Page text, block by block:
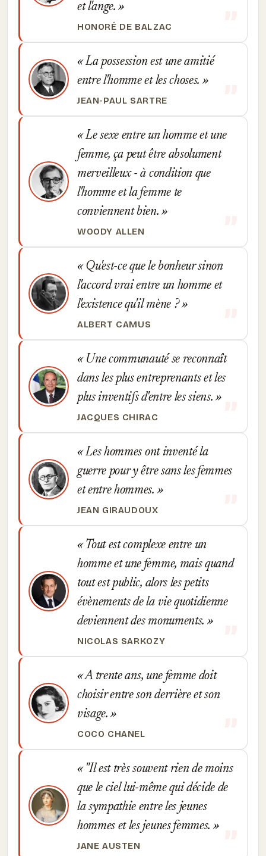
et l'ange.
HONORÉ DE BALZAC
La possession est une amitié
entre l'homme et les choses.
JEAN-PAUL SARTRE
Le sexe entre un homme et une
femme, ça peut être absolument
merveilleux - à condition que
l'homme et la femme te
conviennent bien.
WOODY ALLEN
Qu'est-ce que le bonheur sinon
l'accord vrai entre un homme et
l'existence qu'il mène ?
ALBERT CAMUS
Une communauté se reconnaît
dans les plus entreprenants et les
plus inventifs d'entre les siens.
JACQUES CHIRAC
Les hommes ont inventé la
guerre pour y être sans les femmes
et entre hommes.
JEAN GIRAUDOUX
Tout est complexe entre un
homme et une femme, mais quand
tout est public, alors les petits
évènements de la vie quotidienne
deviennent des monuments.
NICOLAS SARKOZY
A trente ans, une femme doit
choisir entre son derrière et son
visage.
COCO CHANEL
"Il est très souvent rien de moins
que le ciel lui-même qui décide de
la sympathie entre les jeunes
hommes et les jeunes femmes.
JANE AUSTEN